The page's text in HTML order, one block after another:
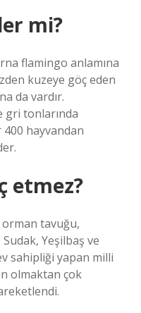
mi?
flamingo anlamına
kuzeye göç eden
da vardır.
gri tonlarında
hayvandan
etmez?
tavuğu,
Yeşilbaş ve
sahipliği yapan milli
olmaktan çok